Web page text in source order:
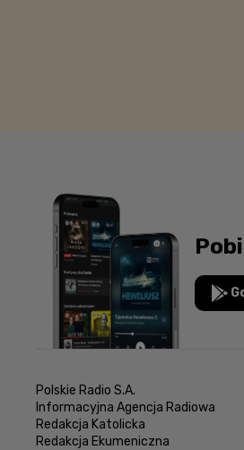
Polskie Radio S.A.
Informacyjna Agencja Radiowa
Redakcja Katolicka
Redakcja Ekumeniczna